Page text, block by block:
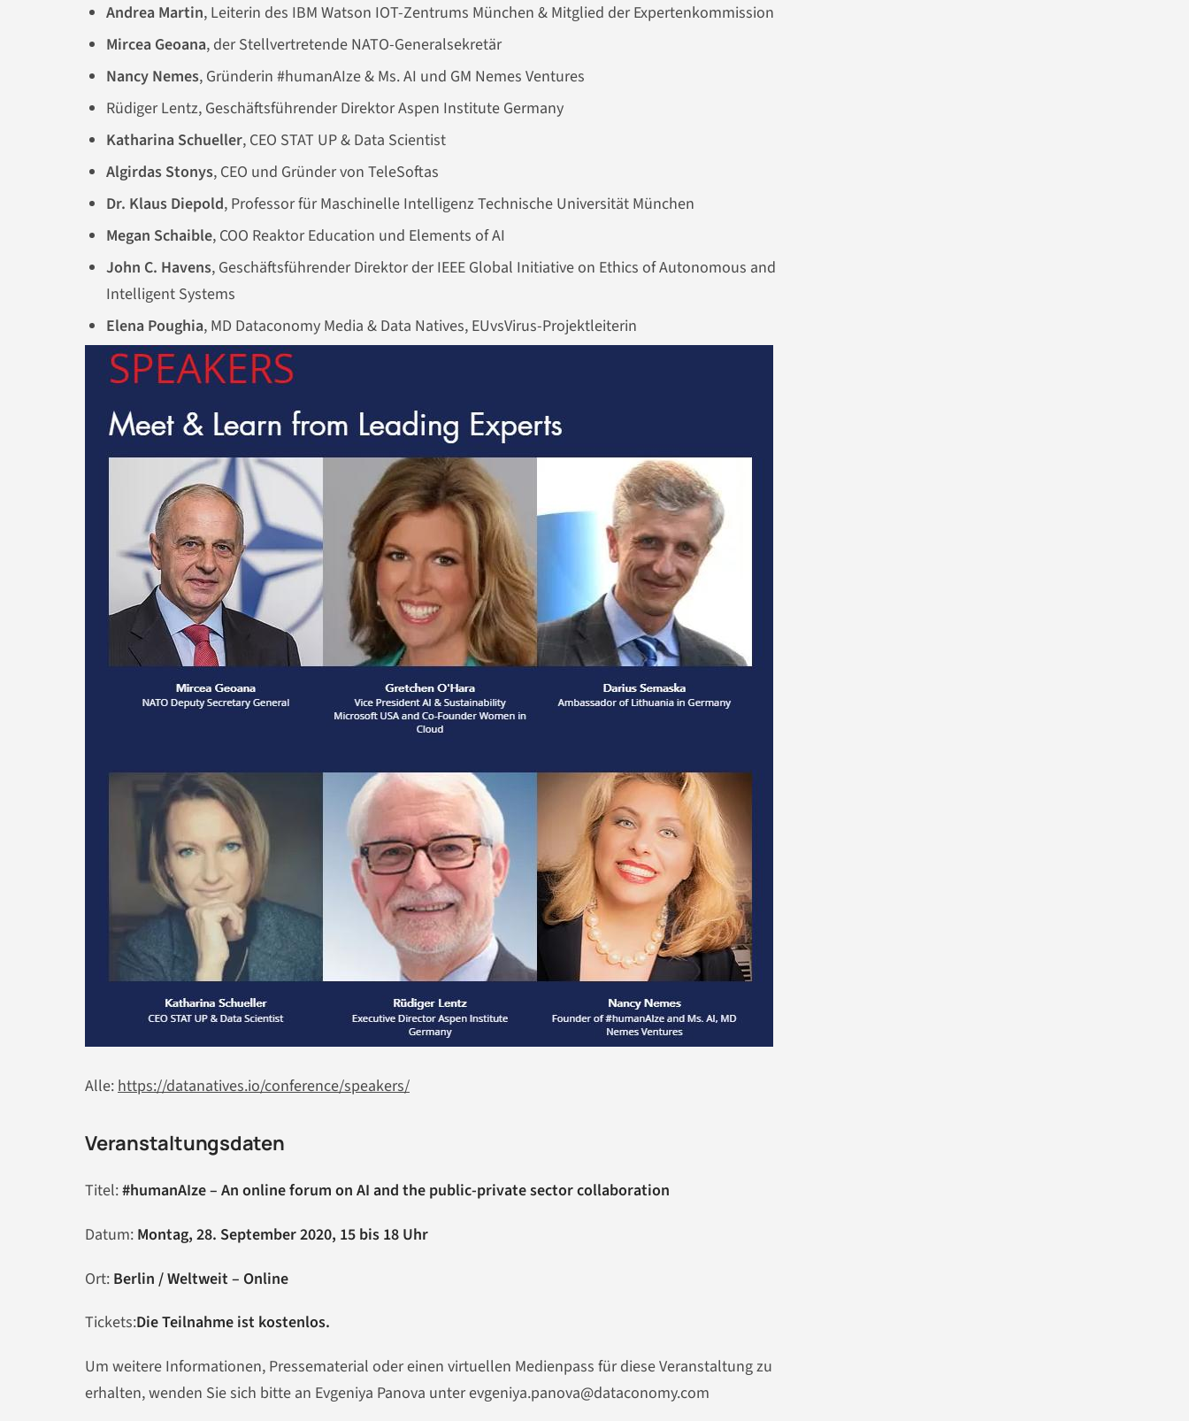
Andrea Martin, Leiterin des IBM Watson IOT-Zentrums München & Mitglied der Expertenkommission
Mircea Geoana, der Stellvertretende NATO-Generalsekretär
Nancy Nemes, Gründerin #humanAIze & Ms. AI und GM Nemes Ventures
Rüdiger Lentz, Geschäftsführender Direktor Aspen Institute Germany
Katharina Schueller, CEO STAT UP & Data Scientist
Algirdas Stonys, CEO und Gründer von TeleSoftas
Dr. Klaus Diepold, Professor für Maschinelle Intelligenz Technische Universität München
Megan Schaible, COO Reaktor Education und Elements of AI
John C. Havens, Geschäftsführender Direktor der IEEE Global Initiative on Ethics of Autonomous and
Intelligent Systems
Elena Poughia, MD Dataconomy Media & Data Natives, EUvsVirus-Projektleiterin
Alle: https://datanatives.io/conference/speakers/
Veranstaltungsdaten
Titel:#humanAIze – An online forum on AI and the public-private sector collaboration
Datum: Montag, 28. September 2020, 15 bis 18 Uhr
Ort: Berlin / Weltweit – Online
Tickets:Die Teilnahme ist kostenlos.
Um weitere Informationen, Pressematerial oder einen virtuellen Medienpass für diese Veranstaltung zu
erhalten, wenden Sie sich bitte an Evgeniya Panova unter evgeniya.panova@dataconomy.com